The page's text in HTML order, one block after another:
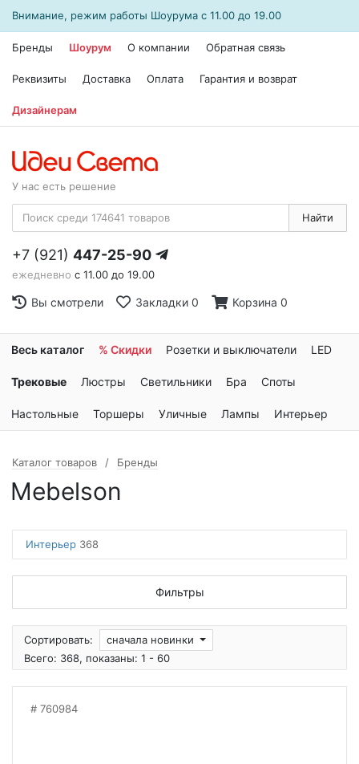
Внимание, режим работы Шоурума с 11.00 до 19.00
Бренды Шоурум О компании Обратная связь
Реквизиты Доставка Оплата Гарантия и возврат
Дизайнерам
У нас есть решение
Найти
+7 (921) 447-25-90
ежедневно с 11.00 до 19.00
Вы смотрели Закладки 0 Корзина 0
Весь каталог % Скидки Розетки и выключатели LED
Трековые Люстры Светильники Бра Споты
Настольные Торшеры Уличные Лампы Интерьер
Каталог товаров Бренды
Mebelson
Интерьер 368
Фильтры
Сортировать:
сначала новинки
Всего: 368, показаны: 1 - 60
760984